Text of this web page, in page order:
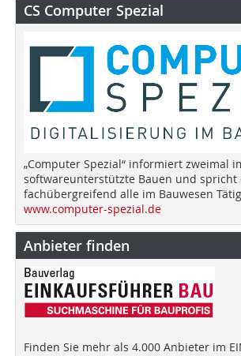
CS Computer Spezial
„Computer Spezial“ informiert zweimal
softwareunterstützte Bauen und spricht
fachübergreifend alle im Bauwesen
www.computer-spezial.de
Anbieter finden
Finden Sie mehr als 4.000 Anbieter im